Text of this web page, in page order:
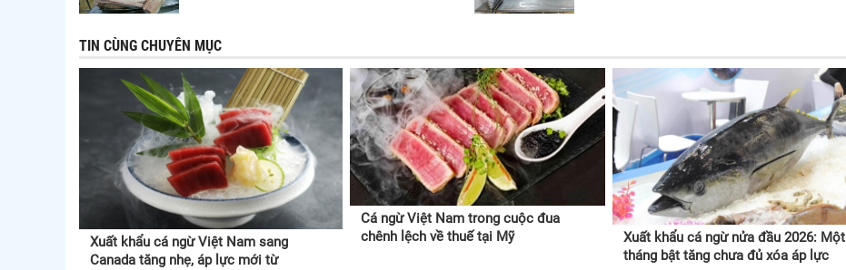
TIN CÙNG CHUYÊN MỤC
Xuất khẩu cá ngừ Việt Nam sang
Canada tăng nhẹ, áp lực mới từ
Cá ngừ Việt Nam trong cuộc đua
chênh lệch về thuế tại Mỹ
Xuất khẩu cá ngừ nửa đầu 2026: Một
tháng bật tăng chưa đủ xóa áp lực